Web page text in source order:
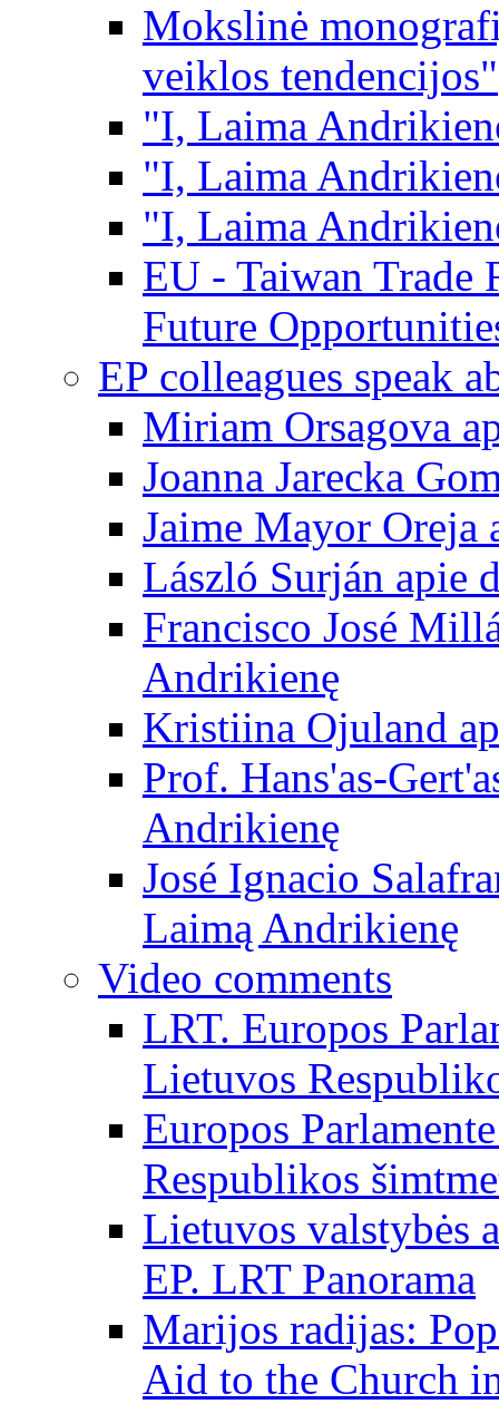
Mokslinė
veiklos tendencijos"
"I, Laima
"I, Laima
"I, Laima
EU - Taiwan Trade
Future
EP colleagues speak
Miriam Orsagova
Joanna Jarecka
Jaime Mayor Oreja
László Surján apie
Francisco José
Andrikienę
Kristiina Ojuland
Prof. Hans'as-
Andrikienę
José Ignacio
Laimą Andrikienę
Video comments
LRT. Europos
Lietuvos
Europos
Respublikos
Lietuvos valstybės
EP. LRT Panorama
Marijos radijas:
Aid to the Church